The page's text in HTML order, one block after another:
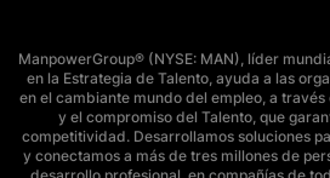
ManpowerGroup® (NYSE: MAN), líder
en la Estrategia de Talento, ayuda a las
en el cambiante mundo del empleo, a
y el compromiso del Talento, que
competitividad. Desarrollamos soluciones
y conectamos a más de tres millones de